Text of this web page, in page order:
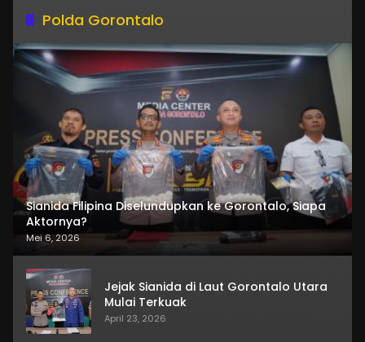
Polda Gorontalo
Sianida Filipina Diselundupkan ke Gorontalo, Siapa
Aktornya?
Mei 6, 2026
Jejak Sianida di Laut Gorontalo Utara
Mulai Terkuak
April 23, 2026